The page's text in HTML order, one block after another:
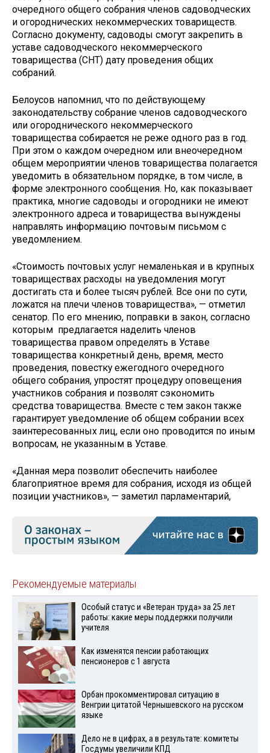
очередного общего собрания членов садоводческих
и огороднических некоммерческих товариществ.
Согласно документу, садоводы смогут закрепить в
уставе садоводческого некоммерческого
товарищества (СНТ) дату проведения общих
собраний.
Белоусов напомнил, что по действующему
законодательству собрание членов садоводческого
или огороднического некоммерческого
товарищества собирается не реже одного раз в год.
При этом о каждом очередном или внеочередном
общем мероприятии членов товарищества полагается
уведомить в обязательном порядке, в том числе, в
форме электронного сообщения. Но, как показывает
практика, многие садоводы и огородники не имеют
электронного адреса и товарищества вынуждены
направлять информацию почтовым письмом с
уведомлением.
«Стоимость почтовых услуг немаленькая и в крупных
товариществах расходы на уведомления могут
достигать ста и более тысяч рублей. Все они по сути,
ложатся на плечи членов товарищества», — отметил
сенатор. По его мнению, поправки в закон, согласно
которым предлагается наделить членов
товарищества правом определять в Уставе
товарищества конкретный день, время, место
проведения, повестку ежегодного очередного
общего собрания, упростят процедуру оповещения
участников собрания и позволят сэкономить
средства товарищества. Вместе с тем закон также
гарантирует уведомление об общем собрании всех
заинтересованных лиц, если оно проводится по иным
вопросам, не указанным в Уставе.
«Данная мера позволит обеспечить наиболее
благоприятное время для собрания, исходя из общей
позиции участников», — заметил парламентарий,
Рекомендуемые материалы
Особый статус и «Ветеран труда» за 25 лет
работы: какие меры поддержки получили
учителя
Как изменятся пенсии работающих
пенсионеров с 1 августа
Орбан прокомментировал ситуацию в
Венгрии цитатой Чернышевского на русском
языке
Дело не в цифрах, а в результате: комитеты
Госдумы увеличили КПД